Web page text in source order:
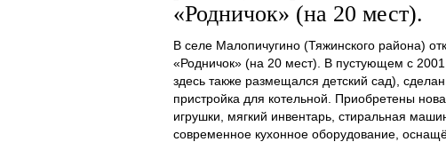
«Родничок» (на 20 мест).
В селе Малопичугино (Тяжинского района)
«Родничок» (на 20 мест). В пустующем с
здесь также размещался детский сад),
пристройка для котельной. Приобретены
игрушки, мягкий инвентарь, стиральная
современное кухонное оборудование,